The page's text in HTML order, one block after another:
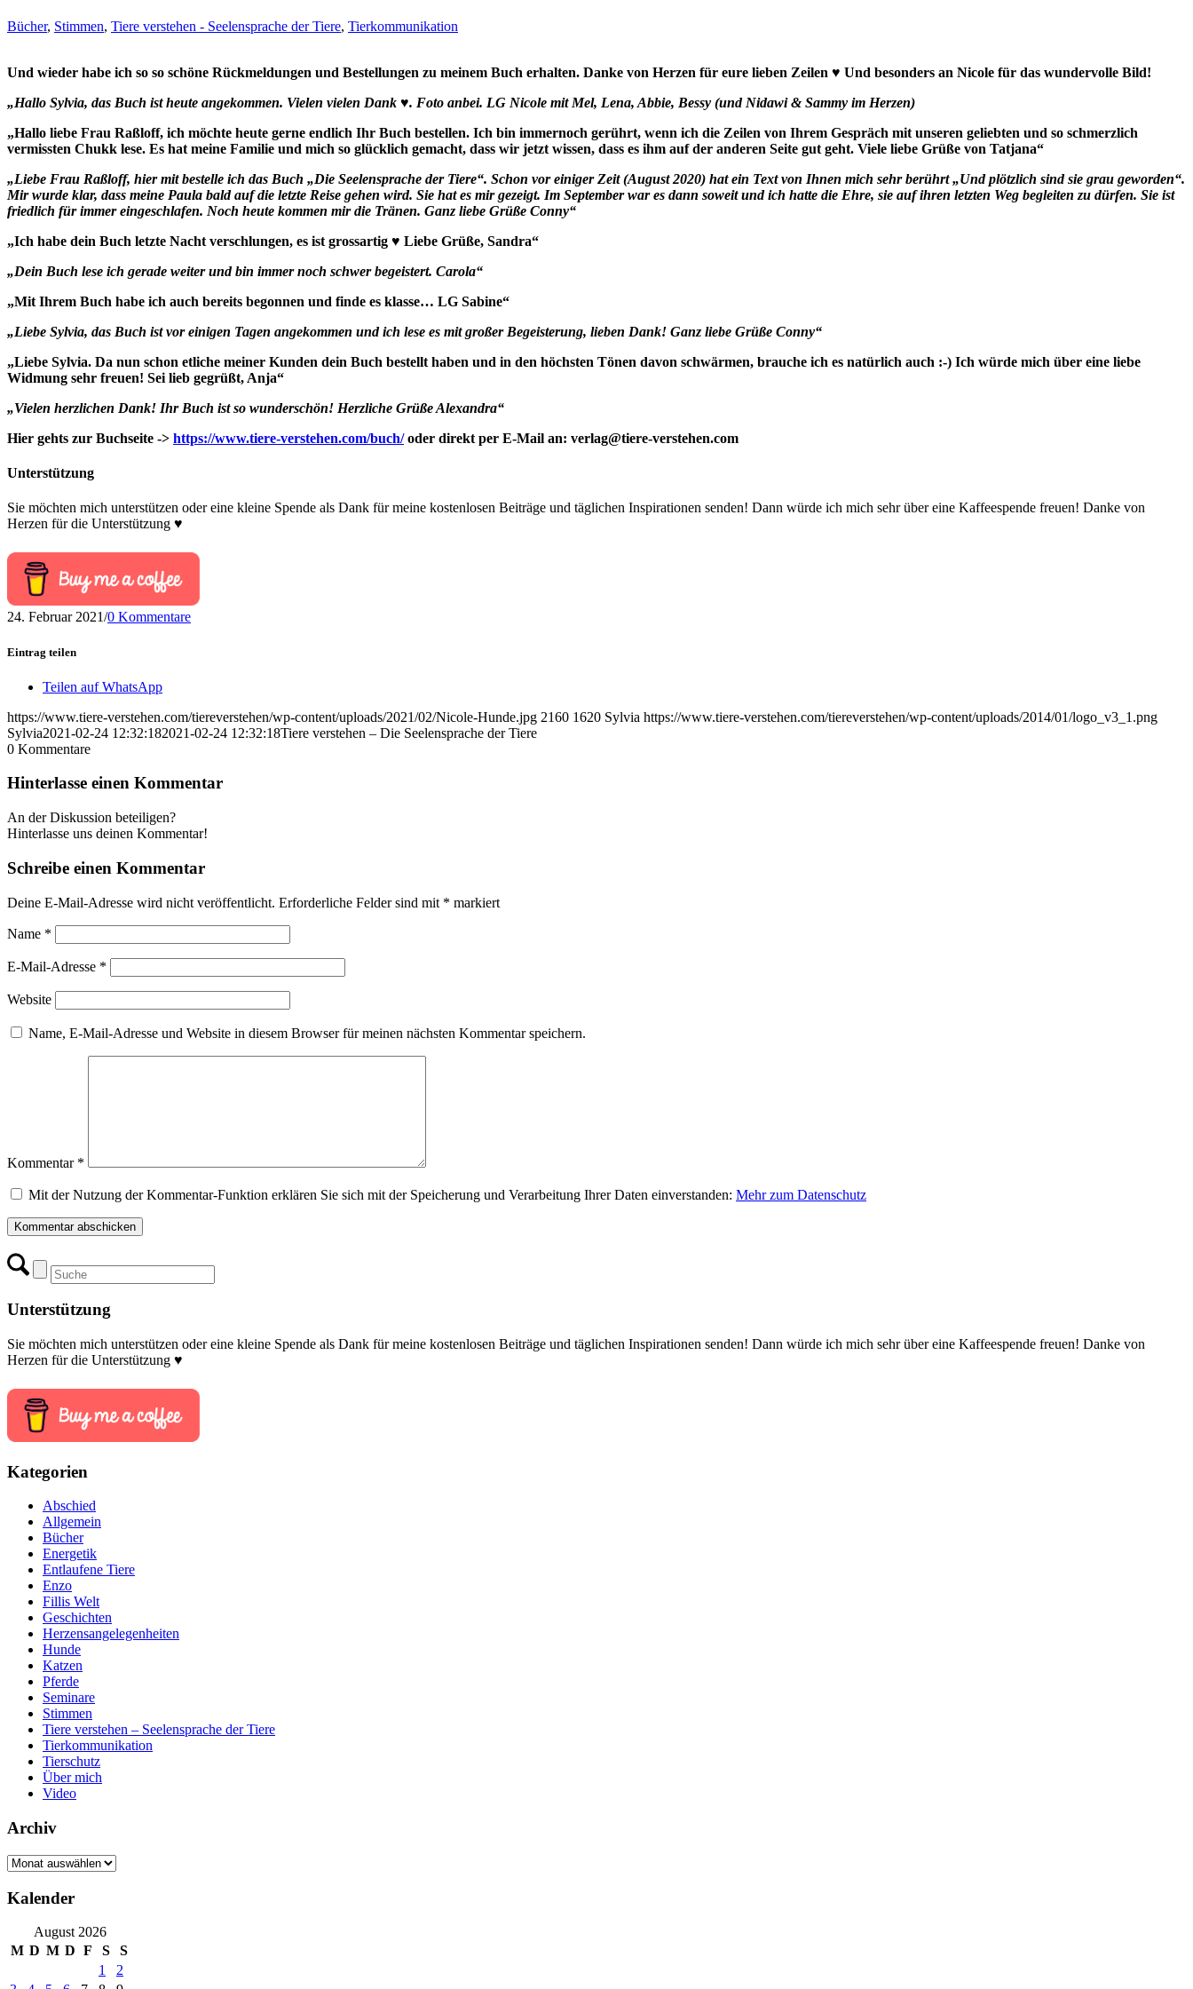
Bücher, Stimmen, Tiere verstehen - Seelensprache der Tiere, Tierkommunikation
Und wieder habe ich so so schöne Rückmeldungen und Bestellungen zu meinem Buch erhalten. Danke von Herzen für eure lieben Zeilen ♥ Und besonders an Nicole für das wundervolle Bild!
„Hallo Sylvia, das Buch ist heute angekommen. Vielen vielen Dank ♥. Foto anbei. LG Nicole mit Mel, Lena, Abbie, Bessy (und Nidawi & Sammy im Herzen)
„Hallo liebe Frau Raßloff, ich möchte heute gerne endlich Ihr Buch bestellen. Ich bin immernoch gerührt, wenn ich die Zeilen von Ihrem Gespräch mit unseren geliebten und so schmerzlich
vermissten Chukk lese. Es hat meine Familie und mich so glücklich gemacht, dass wir jetzt wissen, dass es ihm auf der anderen Seite gut geht. Viele liebe Grüße von Tatjana“
„Liebe Frau Raßloff, hier mit bestelle ich das Buch „Die Seelensprache der Tiere“. Schon vor einiger Zeit (August 2020) hat ein Text von Ihnen mich sehr berührt „Und plötzlich sind sie grau geworden“.
Mir wurde klar, dass meine Paula bald auf die letzte Reise gehen wird. Sie hat es mir gezeigt. Im September war es dann soweit und ich hatte die Ehre, sie auf ihren letzten Weg begleiten zu dürfen. Sie ist
friedlich für immer eingeschlafen. Noch heute kommen mir die Tränen. Ganz liebe Grüße Conny“
„Ich habe dein Buch letzte Nacht verschlungen, es ist grossartig ♥ Liebe Grüße, Sandra“
„Dein Buch lese ich gerade weiter und bin immer noch schwer begeistert. Carola“
„Mit Ihrem Buch habe ich auch bereits begonnen und finde es klasse… LG Sabine“
„Liebe Sylvia, das Buch ist vor einigen Tagen angekommen und ich lese es mit großer Begeisterung, lieben Dank! Ganz liebe Grüße Conny“
„Liebe Sylvia. Da nun schon etliche meiner Kunden dein Buch bestellt haben und in den höchsten Tönen davon schwärmen, brauche ich es natürlich auch :-) Ich würde mich über eine liebe
Widmung sehr freuen! Sei lieb gegrüßt, Anja“
„Vielen herzlichen Dank! Ihr Buch ist so wunderschön! Herzliche Grüße Alexandra“
Hier gehts zur Buchseite -> https://www.tiere-verstehen.com/buch/oder direkt per E-Mail an: verlag@tiere-verstehen.com
Unterstützung
Sie möchten mich unterstützen oder eine kleine Spende als Dank für meine kostenlosen Beiträge und täglichen Inspirationen senden! Dann würde ich mich sehr über eine Kaffeespende freuen! Danke von
Herzen für die Unterstützung ♥
24. Februar 2021/0 Kommentare
Eintrag teilen
Teilen auf WhatsApp
https://www.tiere-verstehen.com/tiereverstehen/wp-content/uploads/2021/02/Nicole-Hunde.jpg 2160 1620 Sylvia https://www.tiere-verstehen.com/tiereverstehen/wp-content/uploads/2014/01/logo_v3_1.png
Sylvia2021-02-24 12:32:182021-02-24 12:32:18Tiere verstehen – Die Seelensprache der Tiere
0 Kommentare
Hinterlasse einen Kommentar
An der Diskussion beteiligen?
Hinterlasse uns deinen Kommentar!
Schreibe einen Kommentar
Deine E-Mail-Adresse wird nicht veröffentlicht. Erforderliche Felder sind mit * markiert
Name *
E-Mail-Adresse *
Website
Name, E-Mail-Adresse und Website in diesem Browser für meinen nächsten Kommentar speichern.
Kommentar *
Mit der Nutzung der Kommentar-Funktion erklären Sie sich mit der Speicherung und Verarbeitung Ihrer Daten einverstanden: Mehr zum Datenschutz
Unterstützung
Sie möchten mich unterstützen oder eine kleine Spende als Dank für meine kostenlosen Beiträge und täglichen Inspirationen senden! Dann würde ich mich sehr über eine Kaffeespende freuen! Danke von
Herzen für die Unterstützung ♥
Kategorien
Abschied
Allgemein
Bücher
Energetik
Entlaufene Tiere
Enzo
Fillis Welt
Geschichten
Herzensangelegenheiten
Hunde
Katzen
Pferde
Seminare
Stimmen
Tiere verstehen – Seelensprache der Tiere
Tierkommunikation
Tierschutz
Über mich
Video
Archiv
Archiv
Kalender
August 2026
M D M D F S
S
1
2